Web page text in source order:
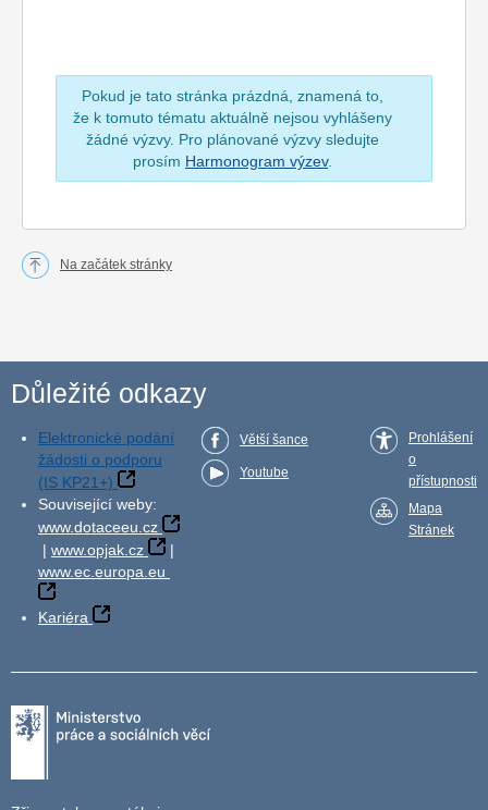
Pokud je tato stránka prázdná, znamená to,
že k tomuto tématu aktuálně nejsou vyhlášeny
žádné výzvy. Pro plánované výzvy sledujte
prosím Harmonogram výzev.
Na začátek stránky
Důležité odkazy
Elektronické podání
žádosti o podporu
(IS KP21+)
Související weby:
www.dotaceeu.cz
| www.opjak.cz
|
www.ec.europa.eu
Kariéra
Větší šance
Youtube
Prohlášení
o
přístupnosti
Mapa
Stránek